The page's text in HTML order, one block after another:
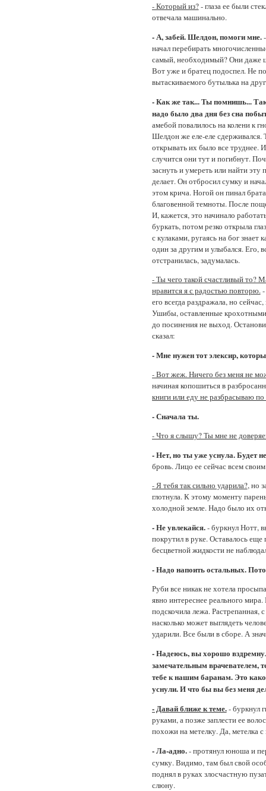
- Который из?- глаза ее были
отвечала машинально.
- А, забей. Шелдон, помоги мне.-
начал перебирать
самый, необходимый? Они даже
Вот уже и братец подоспел. Не
вытаскиваемого бутылька на
- Как же так... Ты помнишь...
надо было два дня без сна
амебой повалилось на колени к
Шелдон же еле-еле сдерживался.
открывать их было все труднее.
случится они тут и погибнут.
заснуть и умереть или найти
делает. Он отбросил сумку и
этом крича. Ногой он пинал
благовенной темноты. После
И, кажется, это начинало
буркать, потом резко открыла
с кулаками, ругаясь на бог
один за другим и улыбался. Его,
отстранилась, задумалась.
- Ты чего такой счастливый то?
нравится я с радостью повторю.-
его всегда раздражала, но
Ушибы, оставленные
до посинения не выход.
сказал:
- Мне нужен тот элексир,
- Вот жеж. Ничего без меня не
начиная копошиться в
книги или еду не разбрасываю
- Сначала ты.
- Что я слышу? Ты мне не
- Нет, но ты уже уснула. Будет
бровь. Лицо ее сейчас всем
- Я тебя так сильно ударила?, но
глотнула. К этому моменту
холодной земле. Надо было их
- Не увлекайся.- буркнул Нотт,
покрутил в руке. Оставалось
бесцветной жидкости не
- Надо напоить остальных.
Руби все никак не хотела
явно интереснее реального
подскочила лежа. Растрепанная,
насколько может выглядеть
ударили. Все были в сборе. А
- Надеюсь, вы хорошо
замечательным врачевателем,
тебе к нашим баранам. Это
уснули. И что бы вы без меня
- Давай ближе к теме.- буркнул
руками, а позже заплести ее
похожи на метелку. Да, метелка с
- Ла-адно.- протянул юноша и
сумку. Видимо, там был свой
поднял в руках злосчастную
слюну.